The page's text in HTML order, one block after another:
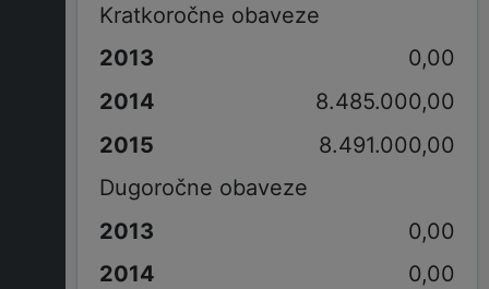
Kratkoročne obaveze
0,00
8.485.000,00
8.491.000,00
Dugoročne obaveze
0,00
0,00